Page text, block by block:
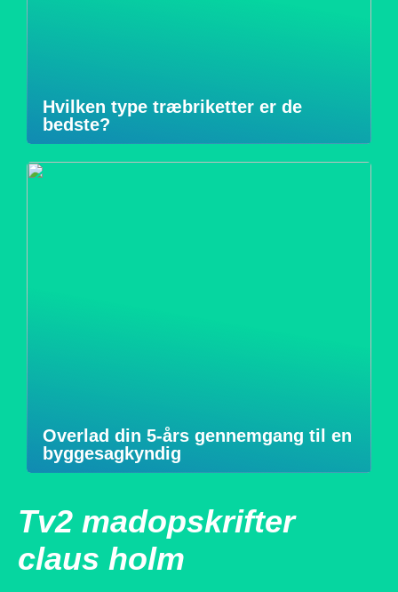
Hvilken type træbriketter er de
bedste?
Overlad din 5-års gennemgang til en
byggesagkyndig
Tv2 madopskrifter
claus holm